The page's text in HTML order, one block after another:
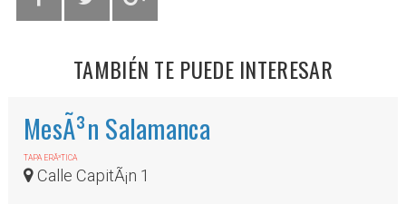
TAMBIÉN TE PUEDE INTERESAR
MesÃ³n Salamanca
TAPA ERÃ³TICA
Calle CapitÃ¡n 1